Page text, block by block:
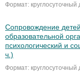
Формат:
Сопровождение
образовательной
психологический и
ч.)
Формат: